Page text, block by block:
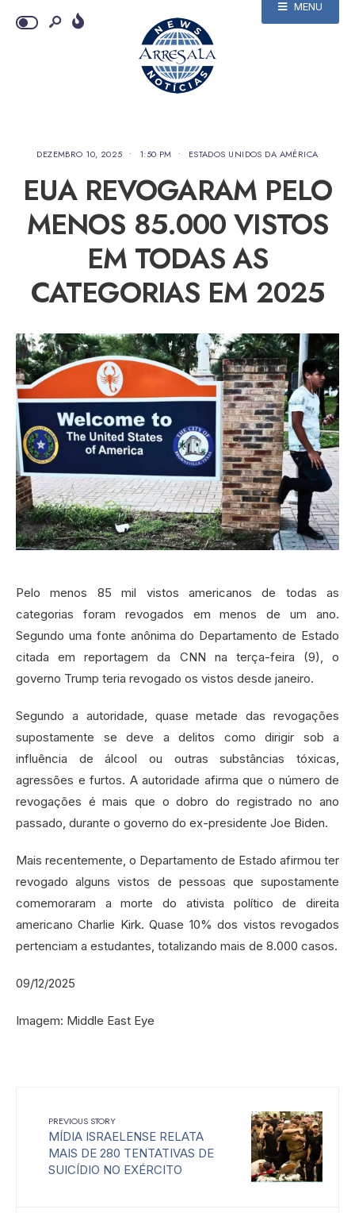
MENU
DEZEMBRO 10, 2025 • 1:50 PM • ESTADOS UNIDOS DA AMÉRICA
EUA REVOGARAM PELO
MENOS 85.000 VISTOS
EM TODAS AS
CATEGORIAS EM 2025
Pelo menos 85 mil vistos americanos de todas as
categorias foram revogados em menos de um ano.
Segundo uma fonte anônima do Departamento de Estado
citada em reportagem da CNN na terça-feira (9), o
governo Trump teria revogado os vistos desde janeiro.
Segundo a autoridade, quase metade das revogações
supostamente se deve a delitos como dirigir sob a
influência de álcool ou outras substâncias tóxicas,
agressões e furtos. A autoridade afirma que o número de
revogações é mais que o dobro do registrado no ano
passado, durante o governo do ex-presidente Joe Biden.
Mais recentemente, o Departamento de Estado afirmou ter
revogado alguns vistos de pessoas que supostamente
comemoraram a morte do ativista político de direita
americano Charlie Kirk. Quase 10% dos vistos revogados
pertenciam a estudantes, totalizando mais de 8.000 casos.
09/12/2025
Imagem: Middle East Eye
PREVIOUS STORY
MÍDIA ISRAELENSE RELATA
MAIS DE 280 TENTATIVAS DE
SUICÍDIO NO EXÉRCITO